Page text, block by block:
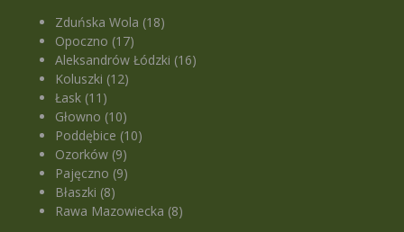
Zduńska Wola (18)
Opoczno (17)
Aleksandrów Łódzki (16)
Koluszki (12)
Łask (11)
Głowno (10)
Poddębice (10)
Ozorków (9)
Pajęczno (9)
Błaszki (8)
Rawa Mazowiecka (8)